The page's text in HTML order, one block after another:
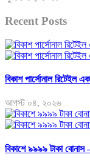
Recent Posts
বিকাশ পার্সোনাল রিটেইল
আগস্ট ০৪, ২০২৬
বিকাশে ৯৯৯৯ টাকা